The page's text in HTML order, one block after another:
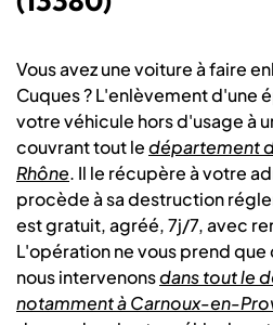
Vous avez une voiture à faire
Cuques ? L'enlèvement d'une
votre véhicule hors d'usage à
couvrant tout ledépartement
Rhône. Il le récupère à votre
procède à sa destruction
est gratuit, agréé, 7j/7, avec
L'opération ne vous prend
nous intervenonsdans tout le
notamment à Carnoux-en-